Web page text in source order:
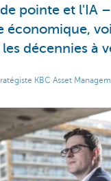
pointe et l'IA
économique,
décennies à
KBC Asset